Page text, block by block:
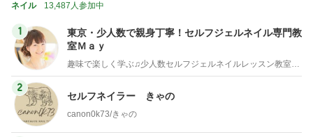
ネイル 13,487人参加中
1
東京・少人数で親身丁寧！セルフジェルネイル専門教
室Ｍａｙ
趣味で楽しく学ぶ♫少人数セルフジェルネイルレッスン教室・東京
2
セルフネイラー きゃの
canon0k73/きゃの